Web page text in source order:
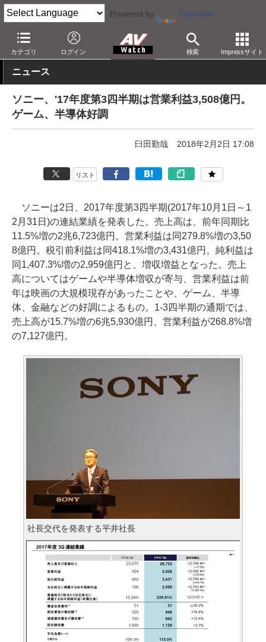
Powered by Translate
カテゴリ ログイン 検索 Impressサイト
AV Watch 動向 業界動向 経営/IR
ニュース
ソニー、'17年度第3四半期は営業利益3,508億円。
ゲーム、半導体好調
臼田勤哉 2018年2月2日 17:08
リスト
ソニーは2日、2017年度第3四半期(2017年10月1日～1
2月31日)の連結業績を発表した。売上高は、前年同期比
11.5%増の2兆6,723億円。営業利益は同279.8%増の3,50
8億円。税引前利益は同418.1%増の3,431億円。純利益は
同1,407.3%増の2,959億円と、増収増益となった。売上
高についてはゲームや半導体増収が寄与、営業利益は前
年は映画の大規模現存があったことや、ゲーム、半導
体、金融などの好調によるもの。1-3四半期の通期では、
売上高が15.7%増の6兆5,930億円、営業利益が268.8%増
の7,127億円。
社長交代を発表する平井社長